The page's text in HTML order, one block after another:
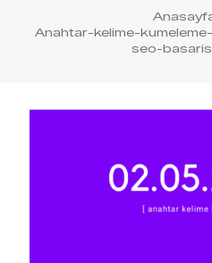
Anahtar-kelime-
seo-